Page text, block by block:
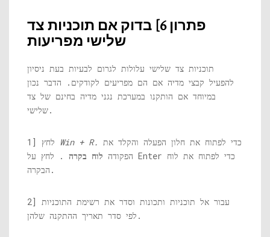
פתרון 6] בדוק אם תוכניות צד
שלישי מפריעות
תוכניות צד שלישי עלולות לגרום לבעיות בעת ניסיון
להפעיל קבצי מדיה אם הם מפריעים לקודקים. הדבר נכון
במיוחד אם הותקנו במערכת נגני מדיה בחינם של צד
שלישי.
Win + R.
הפקודה לוח בקרה . לחץ על Enter כדי לפתוח את לוח
הבקרה.
2] עבור אל תוכניות ותכונות וסדר את רשימת התוכניות
לפי סדר תאריך ההתקנה שלהן.